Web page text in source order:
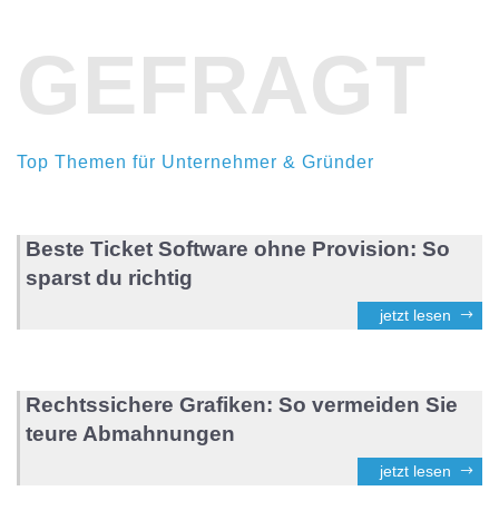
GEFRAGT
Top Themen für Unternehmer & Gründer
Beste Ticket Software ohne Provision: So
sparst du richtig
jetzt lesen
Rechtssichere Grafiken: So vermeiden Sie
teure Abmahnungen
jetzt lesen